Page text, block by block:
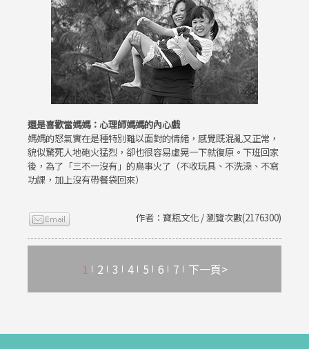
還是喜歡當媽媽：心理師媽媽的內心戲
媽媽的怒氣實在是種特別難以面對的情緒，感覺既混亂又正常，
貌似驚死人地砲火猛烈，卻也很容易虛晃一下就復原。下班回家
後，為了「三不一沒有」的鳥事火了（不收玩具、不洗澡、不寫
功課，加上沒有帶餐袋回來）
作者：寶瓶文化 / 瀏覽次數(2176300)
1 2 3 4 5 6 7 下一頁>